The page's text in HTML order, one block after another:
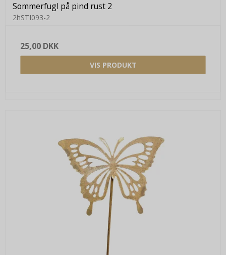
Sommerfugl på pind rust 2
2hSTI093-2
25,00 DKK
VIS PRODUKT